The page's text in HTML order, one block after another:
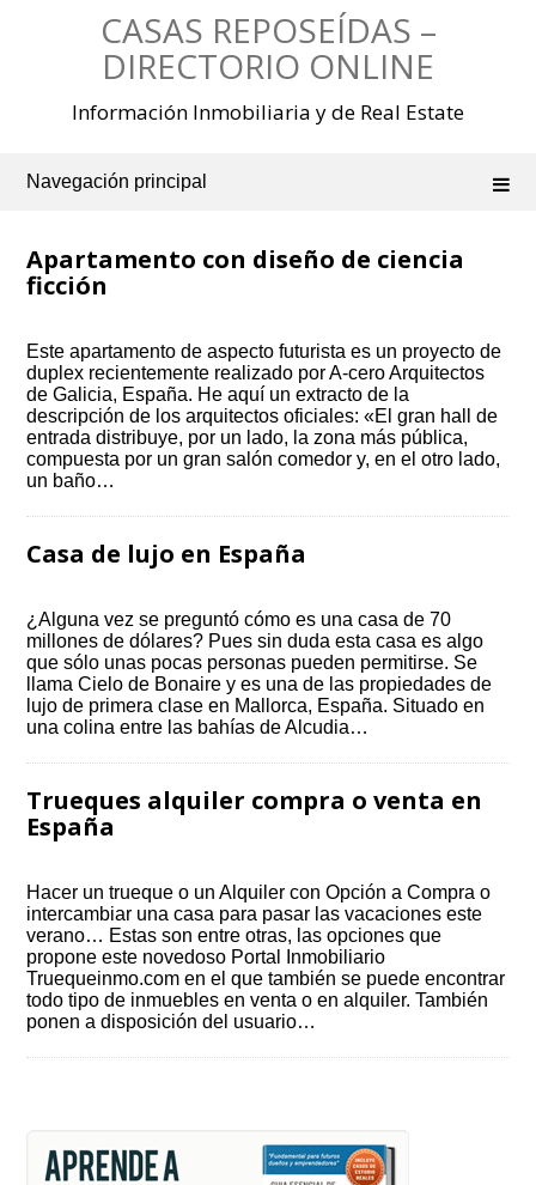
CASAS REPOSEÍDAS –
DIRECTORIO ONLINE
Información Inmobiliaria y de Real Estate
Navegación principal
Apartamento con diseño de ciencia
ficción
Este apartamento de aspecto futurista es un proyecto de
duplex recientemente realizado por A-cero Arquitectos
de Galicia, España. He aquí un extracto de la
descripción de los arquitectos oficiales: «El gran hall de
entrada distribuye, por un lado, la zona más pública,
compuesta por un gran salón comedor y, en el otro lado,
un baño…
Casa de lujo en España
¿Alguna vez se preguntó cómo es una casa de 70
millones de dólares? Pues sin duda esta casa es algo
que sólo unas pocas personas pueden permitirse. Se
llama Cielo de Bonaire y es una de las propiedades de
lujo de primera clase en Mallorca, España. Situado en
una colina entre las bahías de Alcudia…
Trueques alquiler compra o venta en
España
Hacer un trueque o un Alquiler con Opción a Compra o
intercambiar una casa para pasar las vacaciones este
verano… Estas son entre otras, las opciones que
propone este novedoso Portal Inmobiliario
Truequeinmo.com en el que también se puede encontrar
todo tipo de inmuebles en venta o en alquiler. También
ponen a disposición del usuario…